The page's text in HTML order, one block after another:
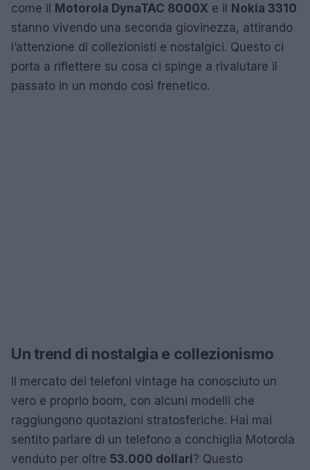
come il Motorola DynaTAC 8000X e il Nokia 3310
stanno vivendo una seconda giovinezza, attirando
l’attenzione di collezionisti e nostalgici. Questo ci
porta a riflettere su cosa ci spinge a rivalutare il
passato in un mondo così frenetico.
Un trend di nostalgia e collezionismo
Il mercato dei telefoni vintage ha conosciuto un
vero e proprio boom, con alcuni modelli che
raggiungono quotazioni stratosferiche. Hai mai
sentito parlare di un telefono a conchiglia Motorola
venduto per oltre 53.000 dollari? Questo